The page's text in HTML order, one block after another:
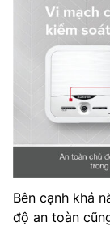
Bên cạnh khả
độ an toàn